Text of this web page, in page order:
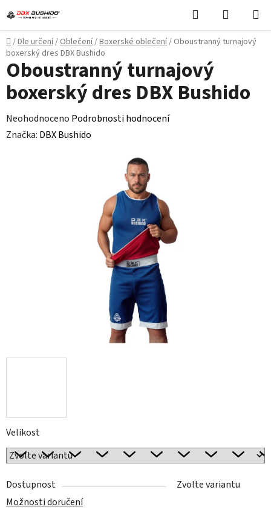
na
obsah
Hledat
KOŠÍK
Domů
/Dle určení/Oblečení/Boxerské oblečení/ Oboustranný turnajový
boxerský dres DBX Bushido
Velikost
Dostupnost
Zvolte variantu
Možnosti doručení
Oboustranný turnajový
boxerský dres DBX Bushido
Průměrné
hodnocení
Neohodnoceno Podrobnosti hodnocení
Značka: DBX Bushido